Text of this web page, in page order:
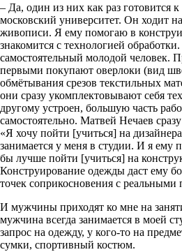
– Да, один из них как раз готовится
московский университет. Он ходит
живописи. Я ему помогаю в
знакомится с технологией
самостоятельный молодой человек.
первыми покупают оверлоки (вид
обмётывания срезов текстильных
они сразу укомплектовывают себя
другому устроен, большую часть
самостоятельно. Матвей Нечаев
«Я хочу пойти [учиться] на
занимается у меня в студии. И я ему
бы лучше пойти [учиться] на
Конструирование одежды даст ему
точек соприкосновения с реальными
И мужчины приходят ко мне на
мужчина всегда занимается в моей
запрос на одежду, у кого-то на
сумки, спортивный костюм.